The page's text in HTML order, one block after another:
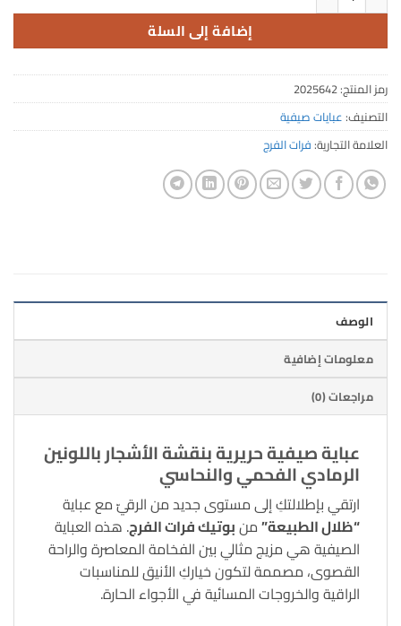
إضافة إلى السلة
رمز المنتج:2025642
التصنيف:عبايات صيفية
العلامة التجارية:فرات الفرج
الوصف
معلومات إضافية
مراجعات (0)
عباية صيفية حريرية بنقشة الأشجار باللونين
الرمادي الفحمي والنحاسي
ارتقي بإطلالتكِ إلى مستوى جديد من الرقيّ مع عباية
“ظلال الطبيعة”منبوتيك فرات الفرج. هذه العباية
الصيفية هي مزيج مثالي بين الفخامة المعاصرة والراحة
القصوى، مصممة لتكون خياركِ الأنيق للمناسبات
الراقية والخروجات المسائية في الأجواء الحارة.